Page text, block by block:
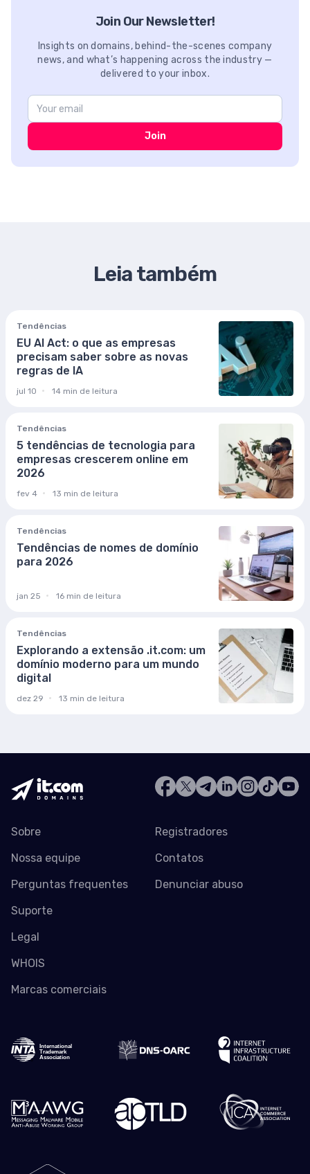
Join Our Newsletter!
Insights on domains, behind-the-scenes company
news, and what’s happening across the industry —
delivered to your inbox.
Join
Leia também
Tendências
EU AI Act: o que as empresas
precisam saber sobre as novas
regras de IA
jul 10 14 min de leitura
Tendências
5 tendências de tecnologia para
empresas crescerem online em
2026
fev 4 13 min de leitura
Tendências
Tendências de nomes de domínio
para 2026
jan 25 16 min de leitura
Tendências
Explorando a extensão .it.com: um
domínio moderno para um mundo
digital
dez 29 13 min de leitura
Sobre
Nossa equipe
Perguntas frequentes
Suporte
Legal
WHOIS
Marcas comerciais
Registradores
Contatos
Denunciar abuso